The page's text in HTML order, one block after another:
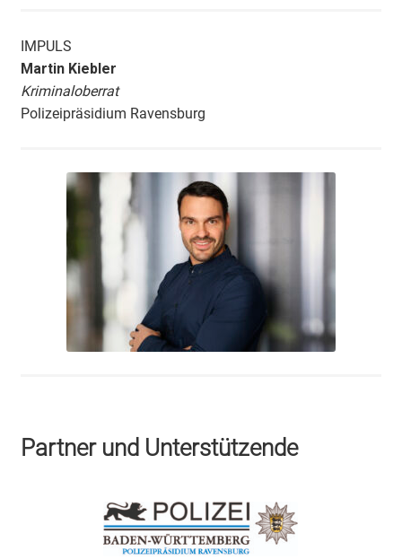
IMPULS
Martin Kiebler
Kriminaloberrat
Polizeipräsidium Ravensburg
Partner und Unterstützende